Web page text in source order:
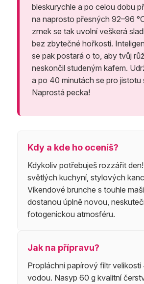
bleskurychle a po celou dobu
na naprosto přesných 92–96
zrnek se tak uvolní veškerá
bez zbytečné hořkosti.
se pak postará o to, aby tvůj
neskončil studeným kafem.
a po 40 minutách se pro jistotu
Naprostá pecka!
Kdy a kde ho oceníš?
Kdykoliv potřebuješ rozzářit
světlých kuchyní, stylových
Víkendové brunche s touhle
dostanou úplně novou,
fotogenickou atmosféru.
Jak na přípravu?
Propláchni papírový filtr velikosti
vodou. Nasyp 60 g kvalitní